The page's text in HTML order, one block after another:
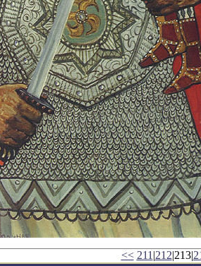
<< 211 |212|213|